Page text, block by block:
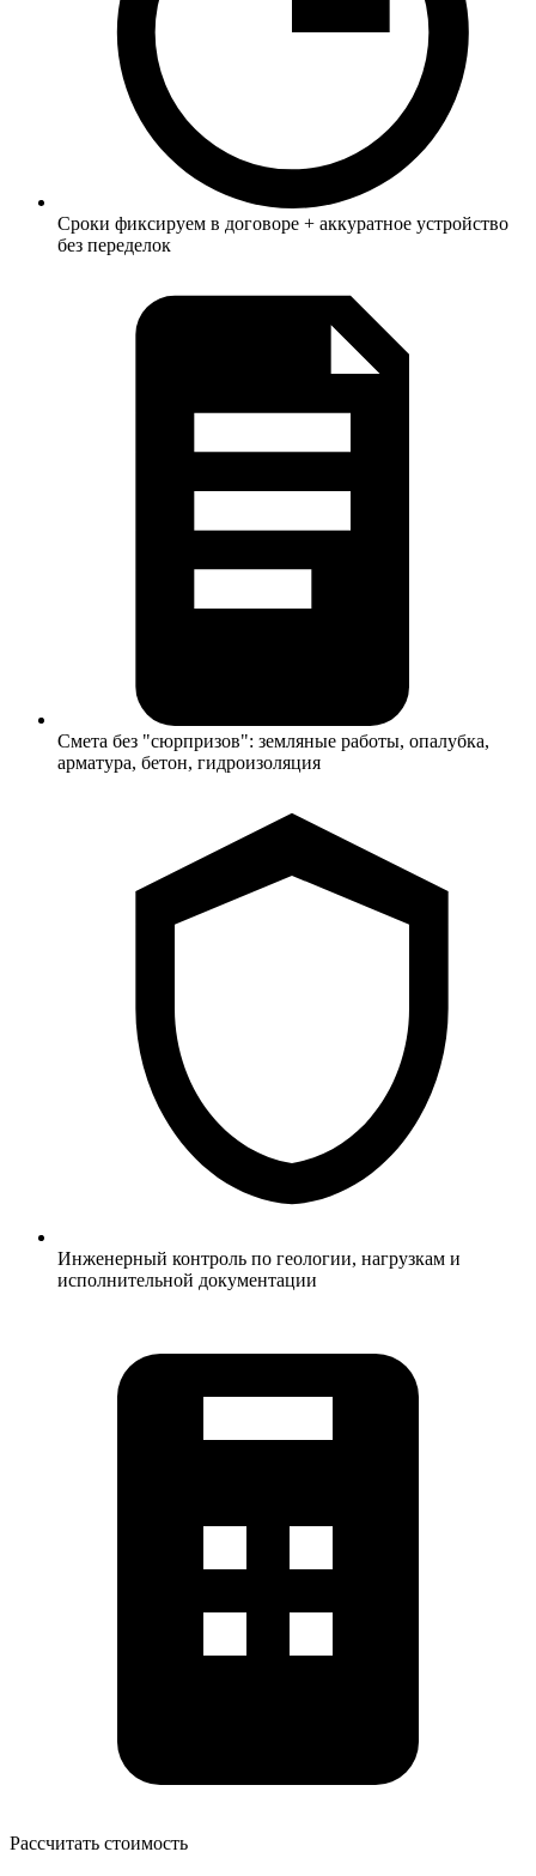
Сроки фиксируем в договоре + аккуратное устройство
без переделок
Смета без "сюрпризов": земляные работы, опалубка,
арматура, бетон, гидроизоляция
Инженерный контроль по геологии, нагрузкам и
исполнительной документации
Рассчитать стоимость